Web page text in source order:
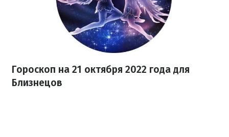
Гороскоп на 21 октября 2022 года для
Близнецов